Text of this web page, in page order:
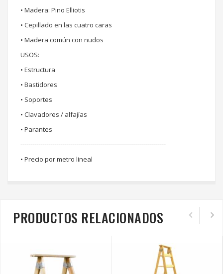
• Madera: Pino Elliotis
• Cepillado en las cuatro caras
• Madera común con nudos
USOS:
• Estructura
• Bastidores
• Soportes
• Clavadores / alfajías
• Parantes
-------------------------------------------------------------------------
• Precio por metro lineal
PRODUCTOS RELACIONADOS